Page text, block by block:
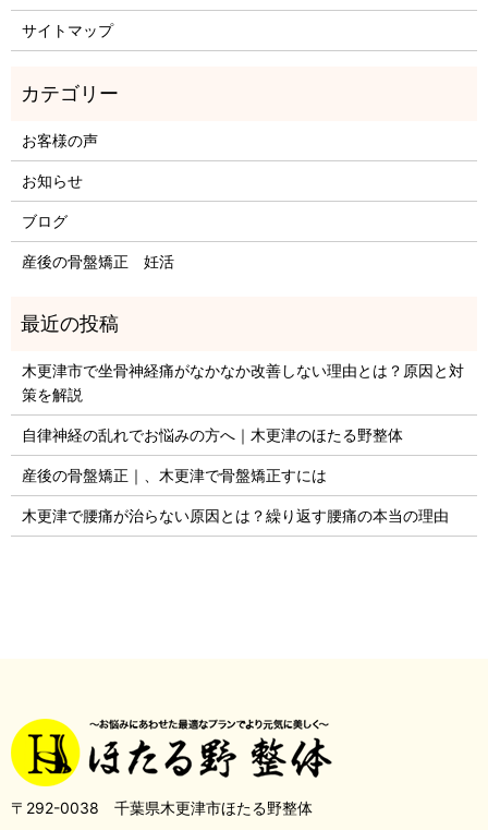
サイトマップ
お客様の声
お知らせ
ブログ
産後の骨盤矯正 妊活
木更津市で坐骨神経痛がなかなか改善しない理由とは？原因と対
策を解説
自律神経の乱れでお悩みの方へ｜木更津のほたる野整体
産後の骨盤矯正｜、木更津で骨盤矯正すには
木更津で腰痛が治らない原因とは？繰り返す腰痛の本当の理由
〒292-0038 千葉県木更津市ほたる野整体